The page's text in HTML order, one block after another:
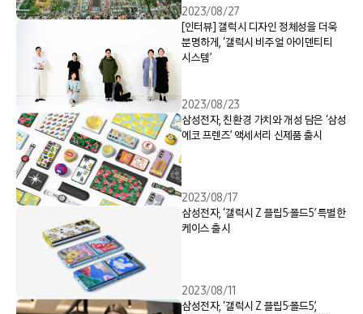
2023/08/27
[인터뷰] 갤럭시 디자인 정체성을 더욱
분명하게, ‘갤럭시 비주얼 아이덴티티
시스템’
2023/08/23
삼성전자, 친환경 가치와 개성 담은 ‘삼성
에코 프렌즈’ 액세서리 신제품 출시
2023/08/17
삼성전자, ‘갤럭시 Z 플립5·폴드5’ 특별한
케이스 출시
2023/08/11
삼성전자, ‘갤럭시 Z 플립5·폴드5’,